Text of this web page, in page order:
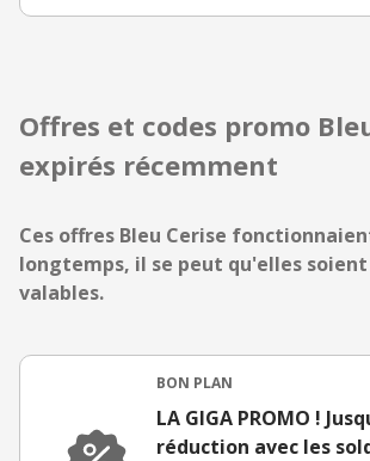
Offres et codes promo
expirés récemment
Ces offres Bleu Cerise
longtemps, il se peut qu'elles soient
valables.
BON PLAN
LA GIGA PROMO !
réduction avec les